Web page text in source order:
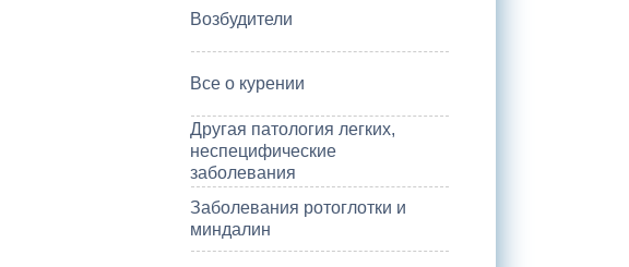
Возбудители
Все о курении
Другая патология легких,
неспецифические
заболевания
Заболевания ротоглотки и
миндалин